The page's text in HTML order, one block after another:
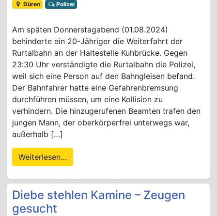
Düren
Polizei
Am späten Donnerstagabend (01.08.2024)
behinderte ein 20-Jähriger die Weiterfahrt der
Rurtalbahn an der Haltestelle Kuhbrücke. Gegen
23:30 Uhr verständigte die Rurtalbahn die Polizei,
weil sich eine Person auf den Bahngleisen befand.
Der Bahnfahrer hatte eine Gefahrenbremsung
durchführen müssen, um eine Kollision zu
verhindern. Die hinzugerufenen Beamten trafen den
jungen Mann, der oberkörperfrei unterwegs war,
außerhalb […]
Weiterlesen…
Diebe stehlen Kamine – Zeugen
gesucht